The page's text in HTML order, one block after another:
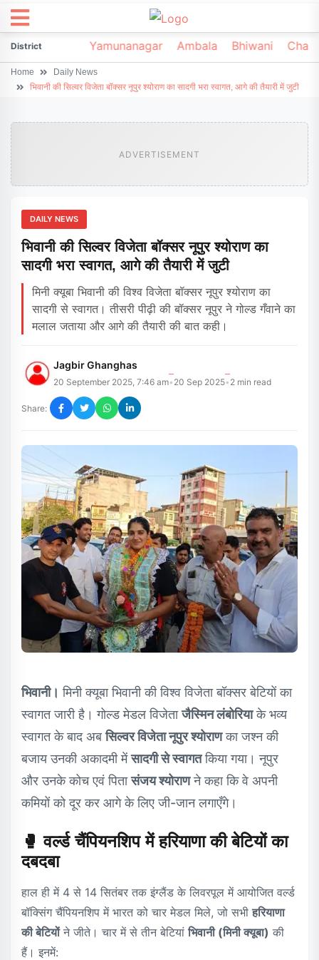
DistrictSonipat Yamunanagar Ambala Bhiwani
Home
Daily News
भिवानी की सिल्वर विजेता बॉक्सर नूपुर श्योराण का सादगी भरा स्वागत, आगे की तैयारी में जुटी
ADVERTISEMENT
DAILY NEWS
भिवानी की सिल्वर विजेता बॉक्सर नूपुर श्योराण का
सादगी भरा स्वागत, आगे की तैयारी में जुटी
मिनी क्यूबा भिवानी की विश्व विजेता बॉक्सर नूपुर श्योराण का
सादगी से स्वागत। तीसरी पीढ़ी की बॉक्सर नूपुर ने गोल्ड गँवाने का
मलाल जताया और आगे की तैयारी की बात कही।
Jagbir Ghanghas
20 September 2025, 7:46 am• 20 Sep 2025• 2 min read
Share:
भिवानी। मिनी क्यूबा भिवानी की विश्व विजेता बॉक्सर बेटियों का
स्वागत जारी है। गोल्ड मेडल विजेताजैस्मिन लंबोरियाके भव्य
स्वागत के बाद अबसिल्वर विजेता नूपुर श्योराणका जश्न की
बजाय उनकी अकादमी मेंसादगी से स्वागतकिया गया। नूपुर
और उनके कोच एवं पितासंजय श्योराणने कहा कि वे अपनी
कमियों को दूर कर आगे के लिए जी-जान लगाएँगे।
🥊 वर्ल्ड चैंपियनशिप में हरियाणा की बेटियों का
दबदबा
हाल ही में 4 से 14 सितंबर तक इंग्लैंड के लिवरपूल में आयोजित वर्ल्ड
बॉक्सिंग चैंपियनशिप में भारत को चार मेडल मिले, जो सभीहरियाणा
की बेटियोंने जीते। चार में से तीन बेटियांभिवानी (मिनी क्यूबा) की
हैं। इनमें: